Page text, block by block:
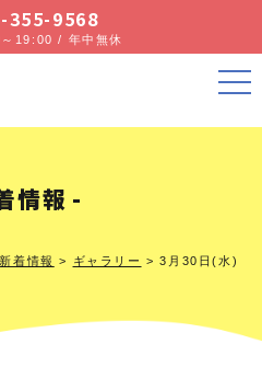
355-9568
19:00 / 年中無休
情報
新着情報 > ギャラリー >3月30日(水)